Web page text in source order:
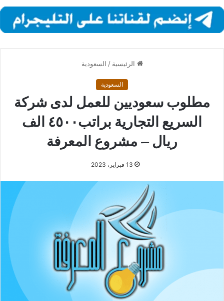
الرئيسية / السعودية
السعودية
مطلوب سعوديين للعمل لدى شركة
السريع التجارية براتب٤٥٠٠ الف
ريال – مشروع المعرفة
13 فبراير، 2023